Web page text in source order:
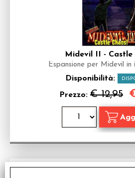
Midevil II - Castle
Espansione per Midevil in
Disponibilità:
Prezzo: € 12,95